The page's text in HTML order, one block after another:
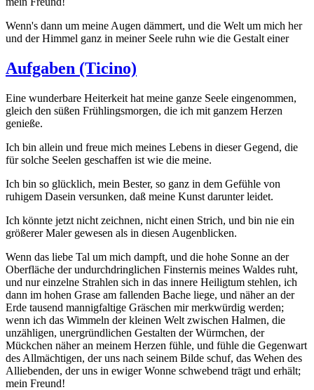
Wenn's dann um meine Augen dämmert, und die Welt um mich her
und der Himmel ganz in meiner Seele ruhn wie die Gestalt einer
Aufgaben (Ticino)
Eine wunderbare Heiterkeit hat meine ganze Seele eingenommen,
gleich den süßen Frühlingsmorgen, die ich mit ganzem Herzen
genieße.
Ich bin allein und freue mich meines Lebens in dieser Gegend, die
für solche Seelen geschaffen ist wie die meine.
Ich bin so glücklich, mein Bester, so ganz in dem Gefühle von
ruhigem Dasein versunken, daß meine Kunst darunter leidet.
Ich könnte jetzt nicht zeichnen, nicht einen Strich, und bin nie ein
größerer Maler gewesen als in diesen Augenblicken.
Wenn das liebe Tal um mich dampft, und die hohe Sonne an der
Oberfläche der undurchdringlichen Finsternis meines Waldes ruht,
und nur einzelne Strahlen sich in das innere Heiligtum stehlen, ich
dann im hohen Grase am fallenden Bache liege, und näher an der
Erde tausend mannigfaltige Gräschen mir merkwürdig werden;
wenn ich das Wimmeln der kleinen Welt zwischen Halmen, die
unzähligen, unergründlichen Gestalten der Würmchen, der
Mückchen näher an meinem Herzen fühle, und fühle die Gegenwart
des Allmächtigen, der uns nach seinem Bilde schuf, das Wehen des
Alliebenden, der uns in ewiger Wonne schwebend trägt und erhält;
mein Freund!